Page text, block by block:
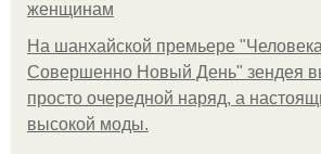
женщинам
На шанхайской премьере
Совершенно Новый День" зендея
просто очередной наряд, а
высокой моды.